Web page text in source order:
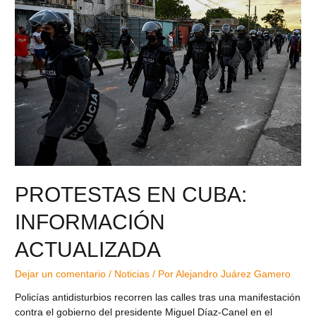
PROTESTAS EN CUBA:
INFORMACIÓN
ACTUALIZADA
Dejar un comentario / Noticias / PorAlejandro Juárez Gamero
Policías antidisturbios recorren las calles tras una manifestación
contra el gobierno del presidente Miguel Díaz-Canel en el